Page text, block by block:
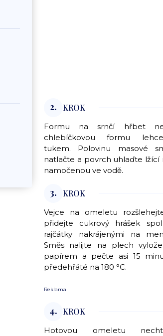
2. KROK
Formu na srnčí hřbet
chlebíčkovou formu
tukem. Polovinu masové
natlačte a povrch uhlaďte lžící
namočenou ve vodě.
3. KROK
Vejce na omeletu
přidejte cukrový hrášek
rajčátky nakrájenými na
Směs nalijte na plech
papírem a pečte asi 15
předehřáté na 180 °C.
Reklama
4. KROK
Hotovou omeletu